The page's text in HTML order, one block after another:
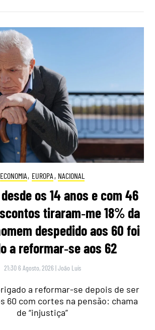
ECONOMIA, EUROPA , NACIONAL
os 14 anos e com 46
tiraram‑me 18% da
despedido aos 60 foi
a reformar‑se aos 62
21:30 6 Agosto, 2026 |João Luís
a reformar-se depois de ser
60 com cortes na pensão: chama
de “injustiça”